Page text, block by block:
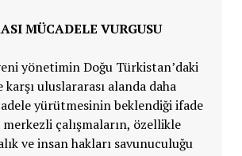
MÜCADELE VURGUSU
yönetimin Doğu Türkistan’daki
uluslararası alanda daha
yürütmesinin beklendiği ifade
çalışmaların, özellikle
ve insan hakları savunuculuğu